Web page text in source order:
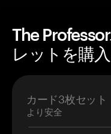
The
レットを購
カード3枚セット
より安全